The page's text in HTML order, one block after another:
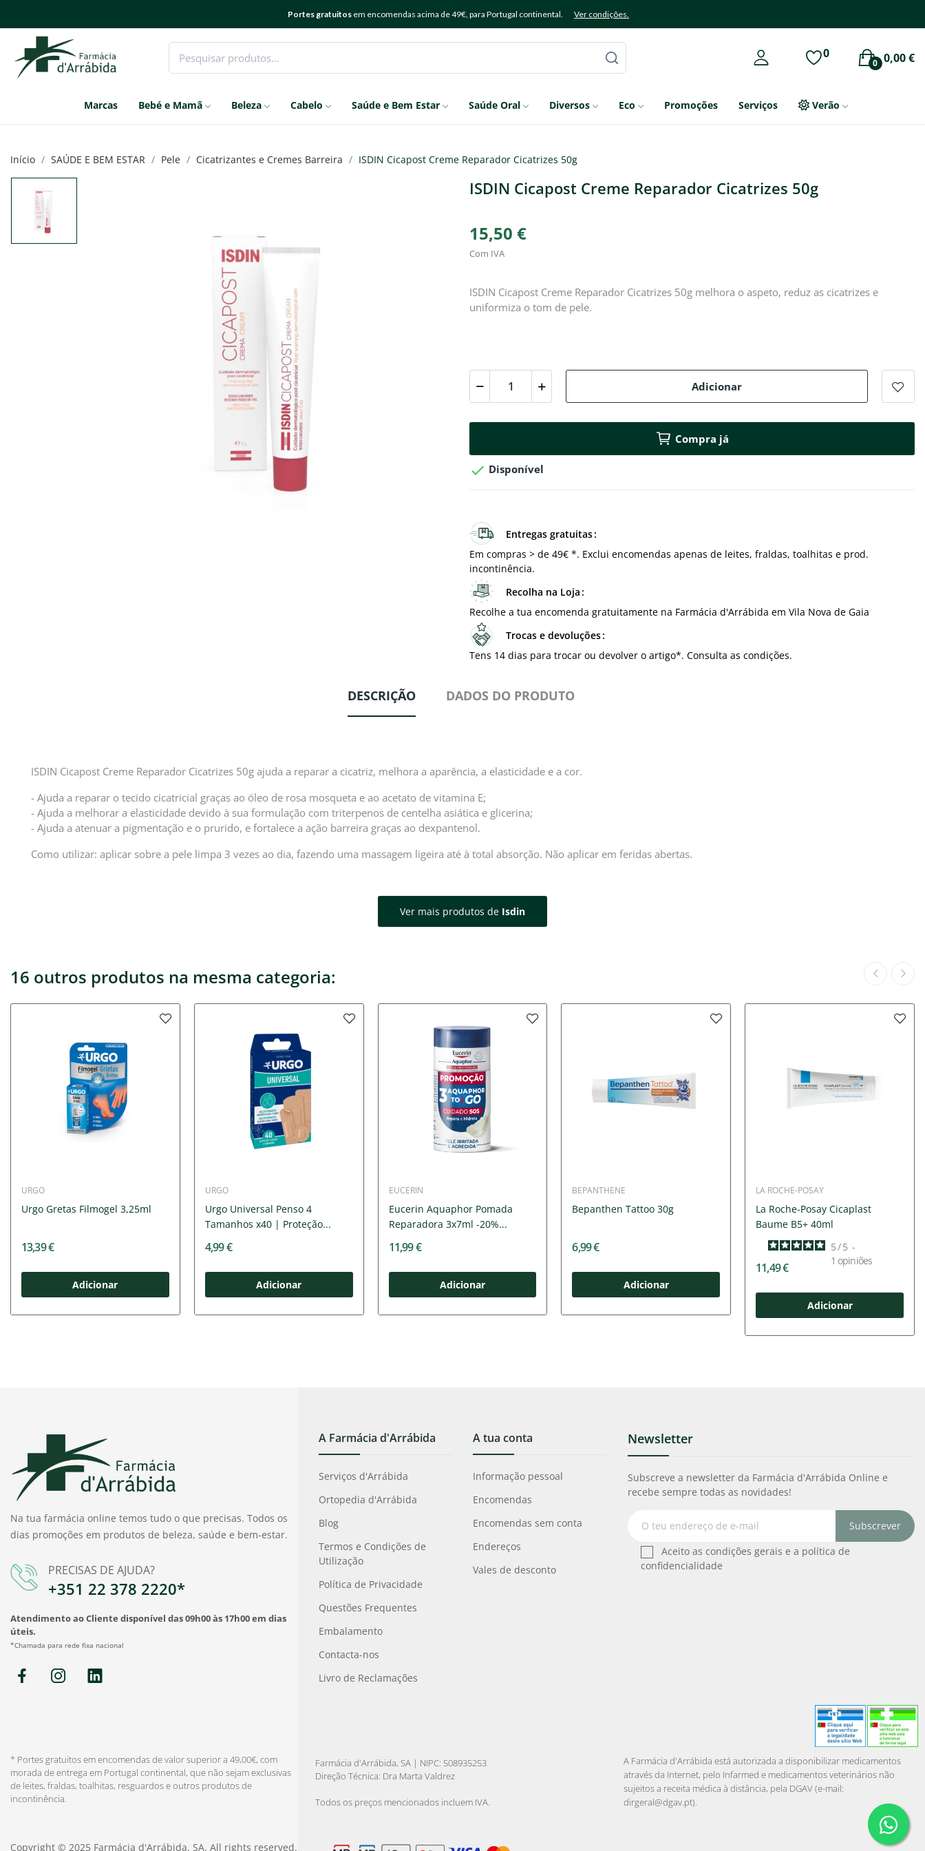
Portes gratuitos em encomendas acima de 49€, para Portugal continental. Ver condições.
0 0,00 €
0
Marcas Bebé e Mamã Beleza Cabelo Saúde e Bem Estar Saúde Oral Diversos Eco Promoções Serviços Verão
Início SAÚDE E BEM ESTAR Pele Cicatrizantes e Cremes Barreira ISDIN Cicapost Creme Reparador Cicatrizes 50g
ISDIN Cicapost Creme Reparador Cicatrizes 50g
15,50 €
Com IVA
ISDIN Cicapost Creme Reparador Cicatrizes 50g melhora o aspeto, reduz as cicatrizes e
uniformiza o tom de pele.
Adicionar
Compra já
 Disponível
Entregas gratuitas
Em compras > de 49€ *. Exclui encomendas apenas de leites, fraldas, toalhitas e prod.
incontinência.
Recolha na Loja
Recolhe a tua encomenda gratuitamente na Farmácia d'Arrábida em Vila Nova de Gaia
Trocas e devoluções
Tens 14 dias para trocar ou devolver o artigo*. Consulta as condições.
DESCRIÇÃO DADOS DO PRODUTO
ISDIN Cicapost Creme Reparador Cicatrizes 50g ajuda a reparar a cicatriz, melhora a aparência, a elasticidade e a cor.
- Ajuda a reparar o tecido cicatricial graças ao óleo de rosa mosqueta e ao acetato de vitamina E;
- Ajuda a melhorar a elasticidade devido à sua formulação com triterpenos de centelha asiática e glicerina;
- Ajuda a atenuar a pigmentação e o prurido, e fortalece a ação barreira graças ao dexpantenol.
Como utilizar: aplicar sobre a pele limpa 3 vezes ao dia, fazendo uma massagem ligeira até à total absorção. Não aplicar em feridas abertas.
Ver mais produtos de Isdin
16 outros produtos na mesma categoria:
URGO
Urgo Gretas Filmogel 3,25ml
13,39 €
Adicionar
URGO
Urgo Universal Penso 4
Tamanhos x40 | Proteção...
4,99 €
Adicionar
EUCERIN
Eucerin Aquaphor Pomada
Reparadora 3x7ml -20%...
11,99 €
Adicionar
BEPANTHENE
Bepanthen Tattoo 30g
6,99 €
Adicionar
LA ROCHE-POSAY
La Roche-Posay Cicaplast
Baume B5+ 40ml
5/ 5 -
1 opiniões
11,49 €
Adicionar
Na tua farmácia online temos tudo o que precisas. Todos os
dias promoções em produtos de beleza, saúde e bem-estar.
PRECISAS DE AJUDA?
+351 22 378 2220*
Atendimento ao Cliente disponível das 09h00 às 17h00 em dias
úteis.
*Chamada para rede fixa nacional
A Farmácia d'Arrábida
Serviços d'Arrábida
Ortopedia d'Arrábida
Blog
Termos e Condições de
Utilização
Política de Privacidade
Questões Frequentes
Embalamento
Contacta-nos
Livro de Reclamações
A tua conta
Informação pessoal
Encomendas
Encomendas sem conta
Endereços
Vales de desconto
Newsletter
Subscreve a newsletter da Farmácia d'Arrábida Online e
recebe sempre todas as novidades!
Subscrever
Aceito as condições gerais e a política de
confidencialidade
* Portes gratuitos em encomendas de valor superior a 49,00€, com
morada de entrega em Portugal continental, que não sejam exclusivas
de leites, fraldas, toalhitas, resguardos e outros produtos de
incontinência.
Farmácia d'Arrábida, SA | NIPC: 508935253
Direção Técnica: Dra Marta Valdrez
Todos os preços mencionados incluem IVA.
A Farmácia d'Arrábida está autorizada a disponibilizar medicamentos
através da Internet, pelo Infarmed e medicamentos veterinários não
sujeitos a receita médica à distância, pela DGAV (e-mail:
dirgeral@dgav.pt).
Copyright © 2025 Farmácia d'Arrábida, SA. All rights reserved.